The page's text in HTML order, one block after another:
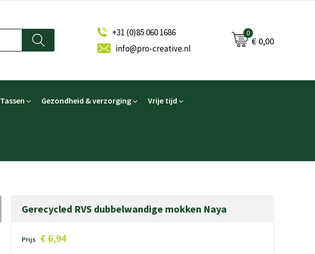
+31 (0)85 060 1686
info@pro-creative.nl
0
€ 0,00
Tassen Gezondheid & verzorging Vrije tijd
Gerecycled RVS dubbelwandige mokken Naya
Prijs € 6,94